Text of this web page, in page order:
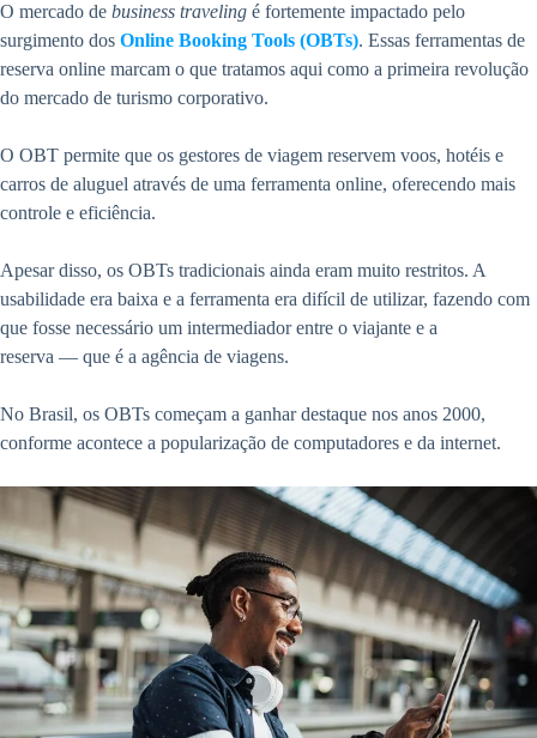
O mercado de business traveling é fortemente impactado pelo
surgimento dos Online Booking Tools (OBTs). Essas ferramentas de
reserva online marcam o que tratamos aqui como a primeira revolução
do mercado de turismo corporativo.
O OBT permite que os gestores de viagem reservem voos, hotéis e
carros de aluguel através de uma ferramenta online, oferecendo mais
controle e eficiência.
Apesar disso, os OBTs tradicionais ainda eram muito restritos. A
usabilidade era baixa e a ferramenta era difícil de utilizar, fazendo com
que fosse necessário um intermediador entre o viajante e a
reserva — que é a agência de viagens.
No Brasil, os OBTs começam a ganhar destaque nos anos 2000,
conforme acontece a popularização de computadores e da internet.